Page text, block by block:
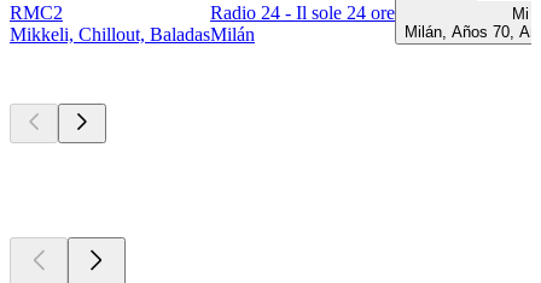
RMC2
Mikkeli, Chillout, Baladas
Radio 24 - Il sole 24 ore
Milán
Mi
Milán, Años 70,